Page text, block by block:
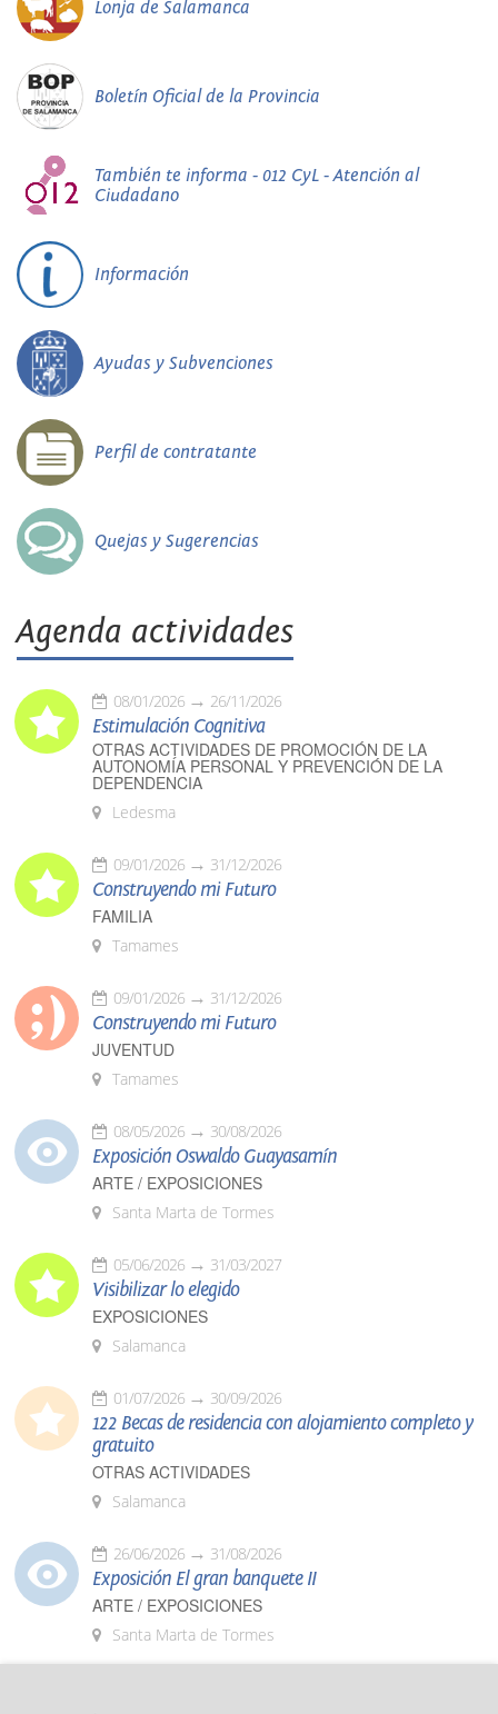
Lonja de Salamanca
Boletín Oficial de la Provincia
También te informa - 012 CyL - Atención al
Ciudadano
Información
Ayudas y Subvenciones
Perfil de contratante
Quejas y Sugerencias
Agenda actividades
08/01/2026 26/11/2026
Estimulación Cognitiva
OTRAS ACTIVIDADES DE PROMOCIÓN DE LA
AUTONOMÍA PERSONAL Y PREVENCIÓN DE LA
DEPENDENCIA
Ledesma
09/01/2026 31/12/2026
Construyendo mi Futuro
FAMILIA
Tamames
09/01/2026 31/12/2026
Construyendo mi Futuro
JUVENTUD
Tamames
08/05/2026 30/08/2026
Exposición Oswaldo Guayasamín
ARTE / EXPOSICIONES
Santa Marta de Tormes
05/06/2026 31/03/2027
Visibilizar lo elegido
EXPOSICIONES
Salamanca
01/07/2026 30/09/2026
122 Becas de residencia con alojamiento completo y
gratuito
OTRAS ACTIVIDADES
Salamanca
26/06/2026 31/08/2026
Exposición El gran banquete II
ARTE / EXPOSICIONES
Santa Marta de Tormes